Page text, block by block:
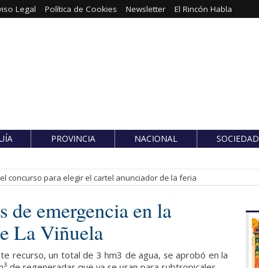
Legal Política de Cookies Newsletter El Rincón Habla
PROVINCIA NACIONAL SOCIEDAD
concurso para elegir el cartel anunciador de la feria
de emergencia en la
La Viñuela
recurso, un total de 3 hm3 de agua, se aprobó en la